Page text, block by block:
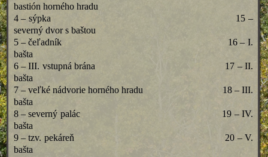
bastión horného hradu
4 – sýpka 15 –
severný dvor s baštou
5 – čeľadník 16 – I.
bašta
6 – III. vstupná brána 17 – II.
bašta
7 – veľké nádvorie horného hradu 18 – III.
bašta
8 – severný palác 19 – IV.
bašta
9 – tzv. pekáreň 20 – V.
bašta